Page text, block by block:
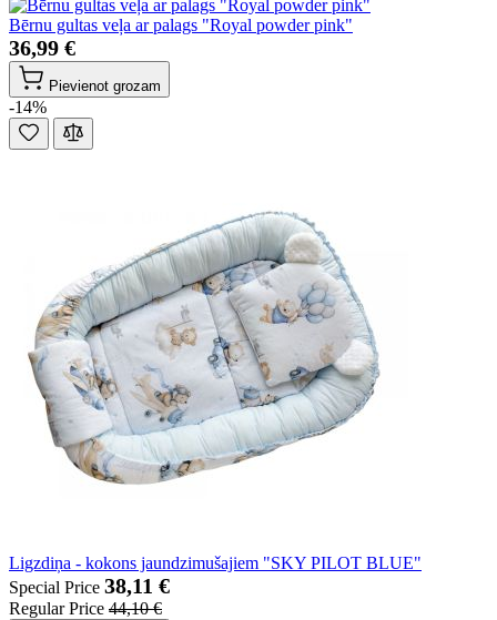
Bērnu gultas veļa ar palags "Royal powder pink"
36,99 €
Pievienot grozam
-14%
Ligzdiņa - kokons jaundzimušajiem "SKY PILOT BLUE"
Special Price 38,11 €
Regular Price 44,10 €